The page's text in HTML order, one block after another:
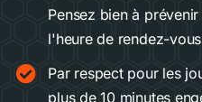
Pensez bien à
l'heure de rendez-
Par respect pour les
plus de 10 minutes